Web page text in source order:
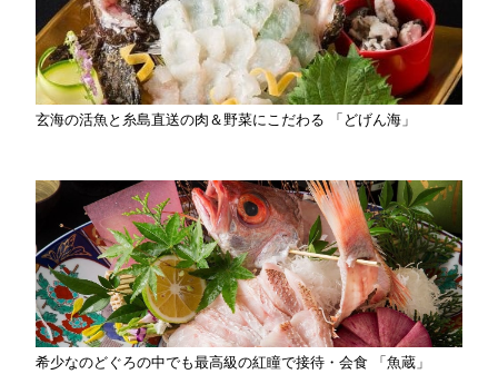
玄海の活魚と糸島直送の肉＆野菜にこだわる 「どげん海」
希少なのどぐろの中でも最高級の紅瞳で接待・会食 「魚蔵」